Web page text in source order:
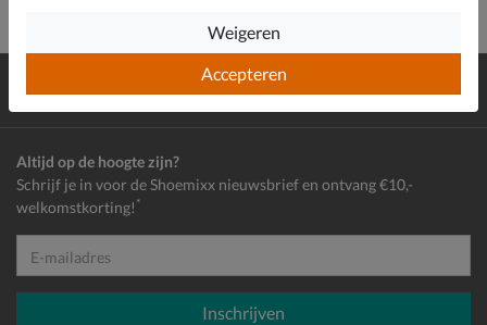
verzending en retour*
Altijd op de hoogte zijn?
Schrijf je in voor de Shoemixx nieuwsbrief en ontvang €10,-
welkomstkorting! *
E-mailadres
Inschrijven
Accepteren
Weigeren